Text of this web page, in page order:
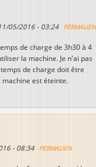
05/2016 - 03:24 PERMALIEN
de charge de 3h30 à 4
la machine. Je n'ai pas
de charge doit être
machine est éteinte.
- 08:34 PERMALIEN